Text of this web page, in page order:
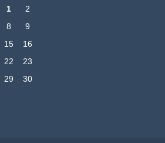
1
2
8
9
15
16
22
23
29
30